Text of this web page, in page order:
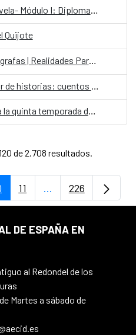
Mil formas de abordar la novela- Módulo I: Diplomado Internacional en Escritura Creativa
Quijote
Conversatorio con las fotógrafas | Realidades Paralelas: Miradas desde el ocultamiento
Relatos que siembran, llega la quinta temporada de Cuentos en Red
de 2.708 resultados.
Use TAB para
Página
11 ...PáginasPágina
226
DE ESPAÑA EN
al Redondel de los
Martes a sábado de